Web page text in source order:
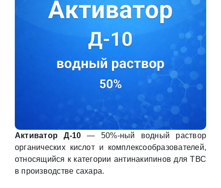
Активатор Д-10 — 50%-ный водный раствор
органических кислот и комплексообразователей,
относящийся к категории антинакипинов для ТВС
в производстве сахара.